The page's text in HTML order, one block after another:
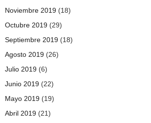
Noviembre 2019 (18)
Octubre 2019 (29)
Septiembre 2019 (18)
Agosto 2019 (26)
Julio 2019 (6)
Junio 2019 (22)
Mayo 2019 (19)
Abril 2019 (21)